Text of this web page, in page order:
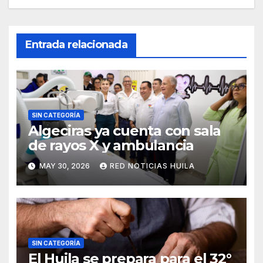
Entrada relacionada
SIN CATEGORÍA
Algeciras ya cuenta con sala
de rayos X y ambulancia
MAY 30, 2026 RED NOTICIAS HUILA
SIN CATEGORÍA
El Huila se prepara para el 32°